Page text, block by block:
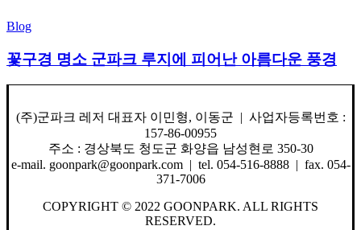
Blog
꽃구경 명소 군파크 루지에 피어난 아름다운 풍경
(주)군파크 레저 대표자 이민형, 이동군 | 사업자등록번호 :
157-86-00955
주소 : 경상북도 청도군 화양읍 남성현로 350-30
e-mail. goonpark@goonpark.com | tel. 054-516-8888 | fax. 054-
371-7006
COPYRIGHT © 2022 GOONPARK. ALL RIGHTS
RESERVED.